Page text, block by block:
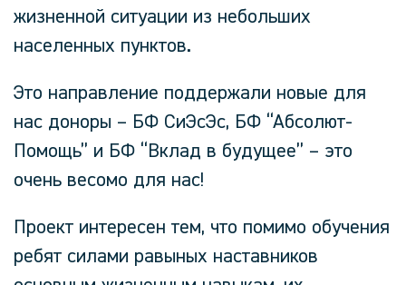
жизненной ситуации из небольших
населенных пунктов.
Это направление поддержали новые для
нас доноры – БФ СиЭсЭс, БФ “Абсолют-
Помощь” и БФ “Вклад в будущее” – это
очень весомо для нас!
Проект интересен тем, что помимо обучения
ребят силами равыных наставников